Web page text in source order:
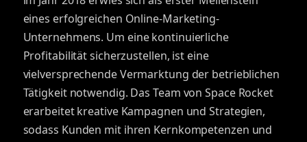
eines erfolgreichen Online-Marketing-
Unternehmens. Um eine kontinuierliche
Profitabilität sicherzustellen, ist eine
vielversprechende Vermarktung der betrieblichen
Tätigkeit notwendig. Das Team von Space Rocket
erarbeitet kreative Kampagnen und Strategien,
sodass Kunden mit ihren Kernkompetenzen und